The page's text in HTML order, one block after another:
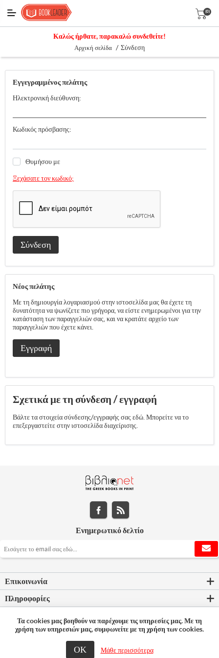
(0)
Καλώς ήρθατε, παρακαλώ συνδεθείτε!
Αρχική σελίδα / Σύνδεση
Εγγεγραμμένος πελάτης
Ηλεκτρονική διεύθυνση:
Κωδικός πρόσβασης:
Θυμήσου με
Ξεχάσατε τον κωδικό;
Σύνδεση
Νέος πελάτης
Με τη δημιουργία λογαριασμού στην ιστοσελίδα μας θα έχετε τη
δυνατότητα να ψωνίζετε πιο γρήγορα, να είστε ενημερωμένοι για την
κατάσταση των παραγγελιών σας, και να κρατάτε αρχείο των
παραγγελιών που έχετε κάνει.
Εγγραφή
Σχετικά με τη σύνδεση / εγγραφή
Βάλτε τα στοιχεία σύνδεσης/εγγραφής σας εδώ. Μπορείτε να το
επεξεργαστείτε στην ιστοσελίδα διαχείρισης.
Ενημερωτικό δελτίο
Επικοινωνία
Πληροφορίες
Ο λογαριασμός μου
© 2026 Bookleader
Τα cookies μας βοηθούν να παρέχουμε τις υπηρεσίες μας. Με τη
χρήση των υπηρεσιών μας, συμφωνείτε με τη χρήση των cookies.
ΟΚ Μάθε περισσότερα